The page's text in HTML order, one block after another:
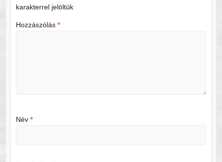
karakterrel jelöltük
Hozzászólás *
Név *